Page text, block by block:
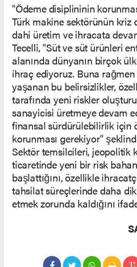
"Ödeme disiplininin
Türk makine sektörünün kriz
dahi üretim ve ihracata
Tecelli, "Süt ve süt ürünleri
alanında dünyanın birçok
ihraç ediyoruz. Buna
yaşanan bu belirsizlikler,
tarafında yeni riskler
sanayicisi üretmeye devam
finansal sürdürülebilirlik için
korunması gerekiyor"
Sektör temsilcileri, jeopolitik
ticaretinde yeni bir risk
başlattığını, özellikle
tahsilat süreçlerinde daha
etmek zorunda kaldığını